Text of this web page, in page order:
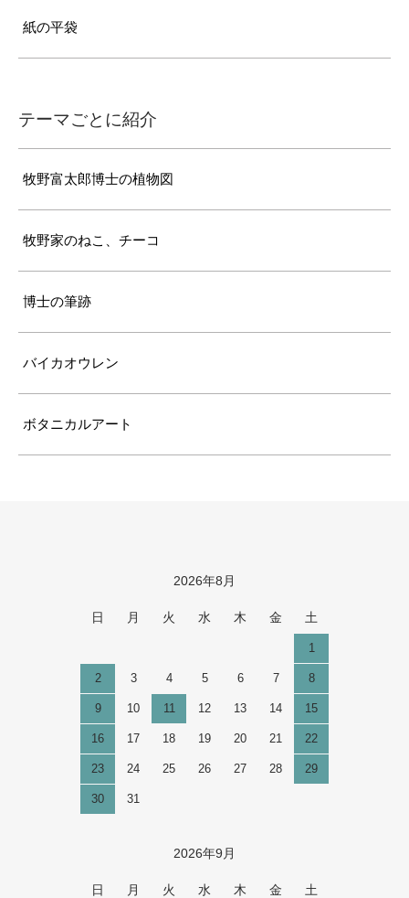
紙の平袋
テーマごとに紹介
牧野富太郎博士の植物図
牧野家のねこ、チーコ
博士の筆跡
バイカオウレン
ボタニカルアート
2026年8月
日 月 火 水 木 金 土
1
2 3 4 5 6 7 8
9 10 11 12 13 14 15
16 17 18 19 20 21 22
23 24 25 26 27 28 29
30 31
2026年9月
日 月 火 水 木 金 土